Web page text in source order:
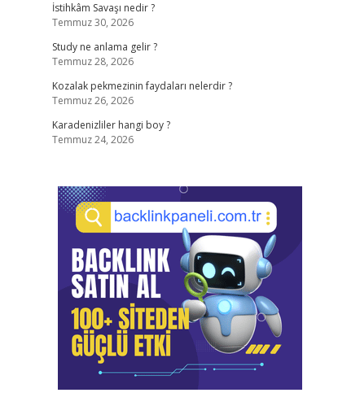
İstihkâm Savaşı nedir ?
Temmuz 30, 2026
Study ne anlama gelir ?
Temmuz 28, 2026
Kozalak pekmezinin faydaları nelerdir ?
Temmuz 26, 2026
Karadenizliler hangi boy ?
Temmuz 24, 2026